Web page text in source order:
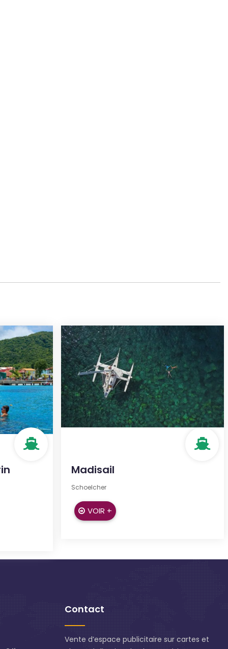
Madisail
Schoelcher
VOIR +
Contact
Vente d’espace publicitaire sur cartes et